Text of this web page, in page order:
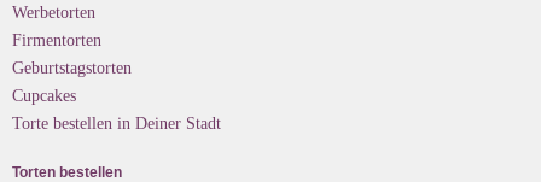
Werbetorten
Firmentorten
Geburtstagstorten
Cupcakes
Torte bestellen in Deiner Stadt
Torten bestellen